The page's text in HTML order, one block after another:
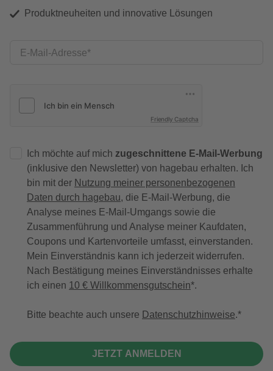
Produktneuheiten und innovative Lösungen
E-Mail-Adresse
Friendly Captcha
Ich möchte auf mich zugeschnittene E-Mail-Werbung
(inklusive den Newsletter) von hagebau erhalten. Ich
bin mit der Nutzung meiner personenbezogenen
Daten durch hagebau, die E-Mail-Werbung, die
Analyse meines E-Mail-Umgangs sowie die
Zusammenführung und Analyse meiner Kaufdaten,
Coupons und Kartenvorteile umfasst, einverstanden.
Mein Einverständnis kann ich jederzeit widerrufen.
Nach Bestätigung meines Einverständnisses erhalte
ich einen 10 € Willkommensgutschein*.
Bitte beachte auch unsere Datenschutzhinweise.
JETZT ANMELDEN